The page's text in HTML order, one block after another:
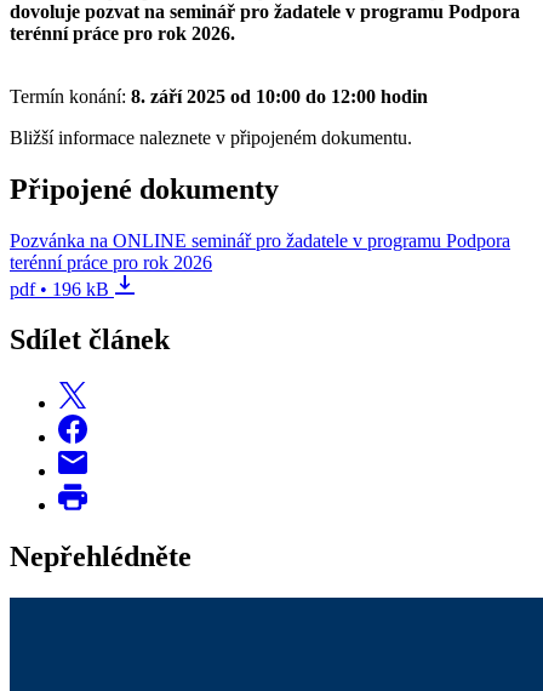
dovoluje pozvat na seminář pro žadatele v programu Podpora
terénní práce pro rok 2026.
Termín konání: 8. září 2025 od 10:00 do 12:00 hodin
Bližší informace naleznete v připojeném dokumentu.
Připojené dokumenty
Pozvánka na ONLINE seminář pro žadatele v programu Podpora
terénní práce pro rok 2026
pdf • 196 kB
Sdílet článek
Nepřehlédněte